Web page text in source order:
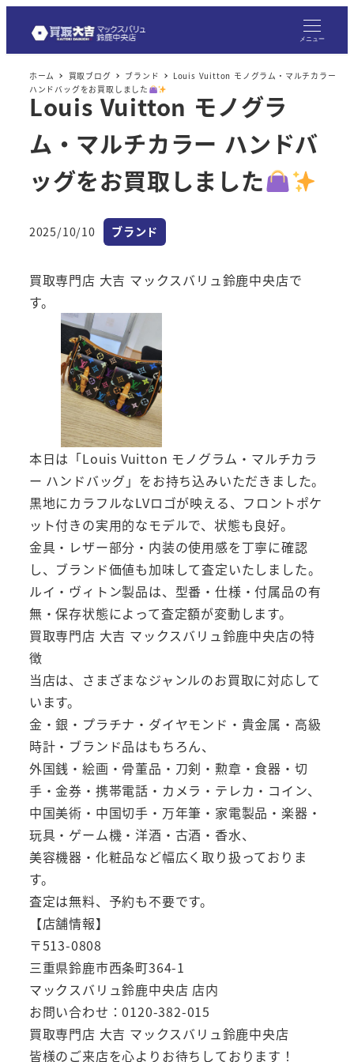
メニュー
ホーム 買取ブログ ブランド
Louis Vuitton モノグラム・マルチカラー
ハンドバッグをお買取しました
Louis Vuitton モノグラ
ム・マルチカラー ハンドバ
ッグをお買取しました
投稿日
2025/10/10 カテゴリー
ブランド
買取専門店 大吉 マックスバリュ鈴鹿中央店で
す。
本日は「Louis Vuitton モノグラム・マルチカラ
ー ハンドバッグ」をお持ち込みいただきました。
黒地にカラフルなLVロゴが映える、フロントポケ
ット付きの実用的なモデルで、状態も良好。
金具・レザー部分・内装の使用感を丁寧に確認
し、ブランド価値も加味して査定いたしました。
ルイ・ヴィトン製品は、型番・仕様・付属品の有
無・保存状態によって査定額が変動します。
買取専門店 大吉 マックスバリュ鈴鹿中央店の特
徴
当店は、さまざまなジャンルのお買取に対応して
います。
金・銀・プラチナ・ダイヤモンド・貴金属・高級
時計・ブランド品はもちろん、
外国銭・絵画・骨董品・刀剣・勲章・食器・切
手・金券・携帯電話・カメラ・テレカ・コイン、
中国美術・中国切手・万年筆・家電製品・楽器・
玩具・ゲーム機・洋酒・古酒・香水、
美容機器・化粧品など幅広く取り扱っておりま
す。
査定は無料、予約も不要です。
【店舗情報】
〒513-0808
三重県鈴鹿市西条町364-1
マックスバリュ鈴鹿中央店 店内
お問い合わせ：0120-382-015
買取専門店 大吉 マックスバリュ鈴鹿中央店
皆様のご来店を心よりお待ちしております！